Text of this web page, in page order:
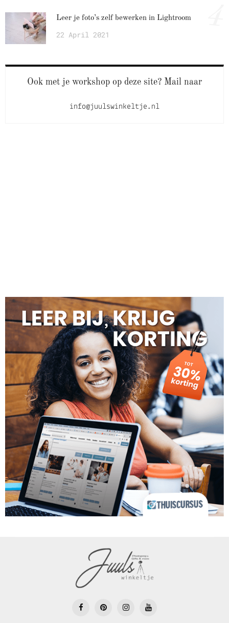
Leer je foto’s zelf bewerken in Lightroom
22 April 2021
Ook met je workshop op deze site? Mail naar
info@juulswinkeltje.nl